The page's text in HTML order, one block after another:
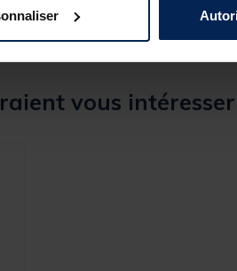
vous intéresser